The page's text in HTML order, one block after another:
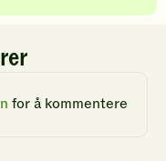
for å kommentere